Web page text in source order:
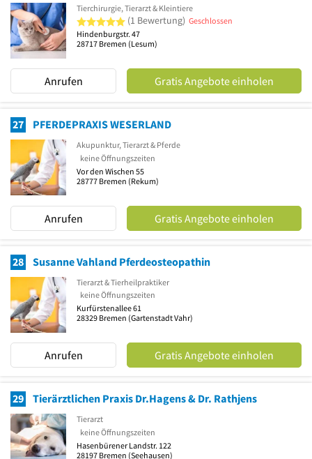
Tierchirurgie, Tierarzt & Kleintiere
5 von 5 Sternen
(1 Bewertung) Geschlossen
Hindenburgstr. 47
28717 Bremen (Lesum)
Anrufen Gratis Angebote einholen
27 PFERDEPRAXIS WESERLAND
Akupunktur, Tierarzt & Pferde
keine Öffnungszeiten
Vor den Wischen 55
28777 Bremen (Rekum)
Anrufen Gratis Angebote einholen
28 Susanne Vahland Pferdeosteopathin
Tierarzt & Tierheilpraktiker
keine Öffnungszeiten
Kurfürstenallee 61
28329 Bremen (Gartenstadt Vahr)
Anrufen Gratis Angebote einholen
29 Tierärztlichen Praxis Dr.Hagens & Dr. Rathjens
Tierarzt
keine Öffnungszeiten
Hasenbürener Landstr. 122
28197 Bremen (Seehausen)